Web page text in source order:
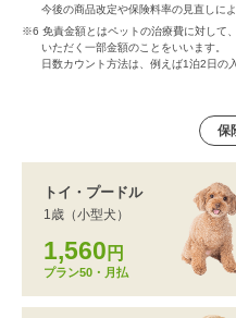
今後の商品改定や保険料率の見直しに
※6 免責金額とはペットの治療費に対して
いただく一部金額のことをいいます。
日数カウント方法は、例えば1泊2日の
保
トイ・プードル
1歳（小型犬）
1,560 円
プラン50・月払